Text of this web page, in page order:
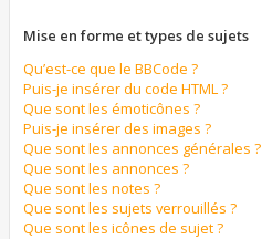
Mise en forme et types de sujets
Qu’est-ce que le BBCode ?
Puis-je insérer du code HTML ?
Que sont les émoticônes ?
Puis-je insérer des images ?
Que sont les annonces générales ?
Que sont les annonces ?
Que sont les notes ?
Que sont les sujets verrouillés ?
Que sont les icônes de sujet ?